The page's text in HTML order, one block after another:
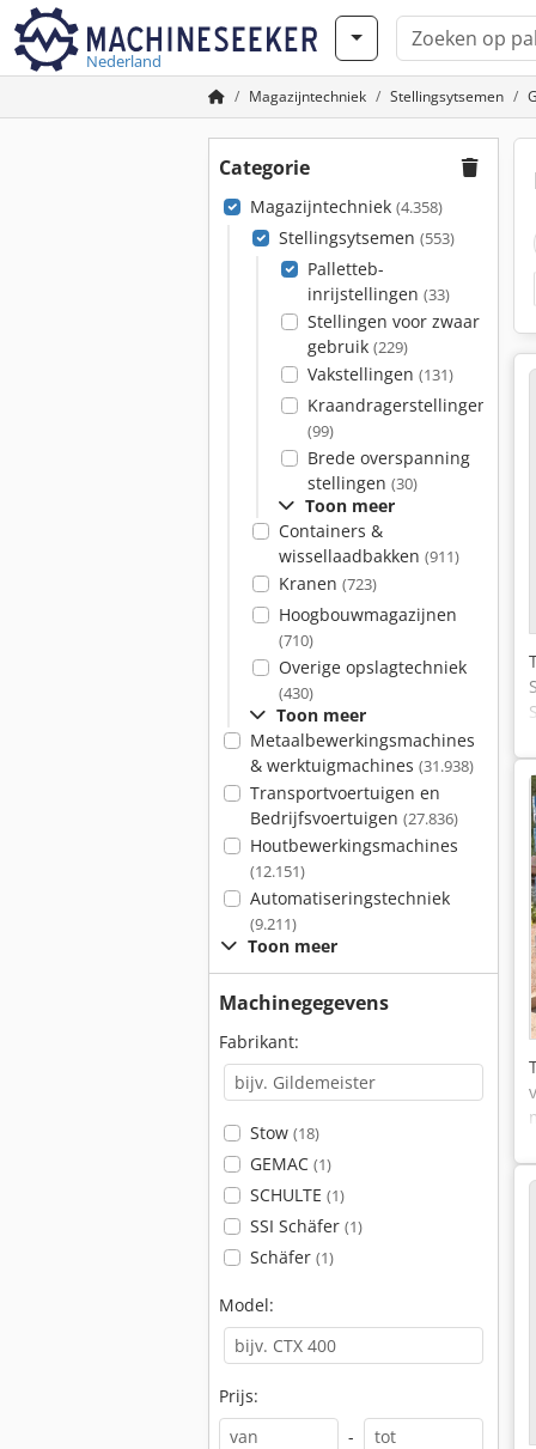
Nederland
Magazijntechniek Stellingsytsemen
Categorie
Magazijntechniek (4.358)
Stellingsytsemen (553)
Palletteb-
inrijstellingen (33)
Stellingen voor zwaar
gebruik (229)
Vakstellingen (131)
Kraandragerstellingen
(99)
Brede overspanning
stellingen (30)
Toon meer
Containers &
wissellaadbakken (911)
Kranen (723)
Hoogbouwmagazijnen
(710)
Overige opslagtechniek
(430)
Toon meer
Metaalbewerkingsmachines
& werktuigmachines (31.938)
Transportvoertuigen en
Bedrijfsvoertuigen (27.836)
Houtbewerkingsmachines
(12.151)
Automatiseringstechniek
(9.211)
Toon meer
Machinegegevens
Fabrikant:
Stow (18)
GEMAC (1)
SCHULTE (1)
SSI Schäfer (1)
Schäfer (1)
Model:
Prijs:
-